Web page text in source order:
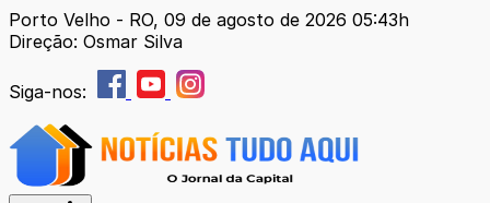
Porto Velho - RO, 09 de agosto de 2026 05:43h
Direção: Osmar Silva
Siga-nos: